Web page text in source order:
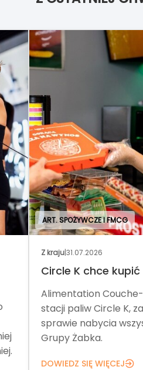
ART. SPOŻYWCZE I FMCG
Z kraju|31.07.2026
Circle K chce kupić
Alimentation
stacji paliw Circle K,
sprawie nabycia
Grupy Żabka.
DOWIEDZ SIĘ WIĘCEJ